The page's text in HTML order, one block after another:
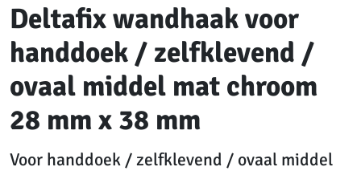
Deltafix wandhaak voor
handdoek / zelfklevend /
ovaal middel mat chroom
28 mm x 38 mm
Voor handdoek / zelfklevend / ovaal middel